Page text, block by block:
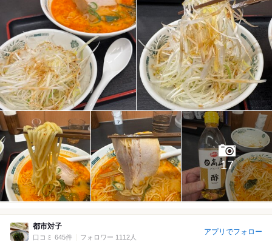
17
都市対子
口コミ 645件 フォロワー 1112人
アプリでフォロー